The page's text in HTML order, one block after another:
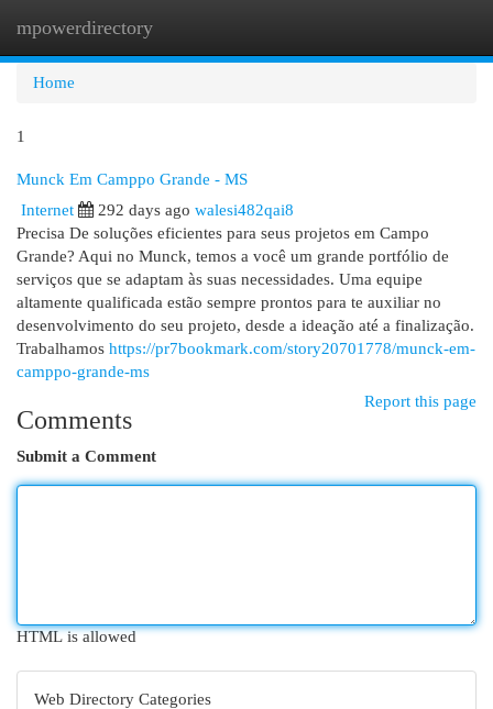
mpowerdirectory
Home
1
Munck Em Camppo Grande - MS
Internet
292 days ago walesi482qai8
Precisa De soluções eficientes para seus projetos em Campo
Grande? Aqui no Munck, temos a você um grande portfólio de
serviços que se adaptam às suas necessidades. Uma equipe
altamente qualificada estão sempre prontos para te auxiliar no
desenvolvimento do seu projeto, desde a ideação até a finalização.
Trabalhamos https://pr7bookmark.com/story20701778/munck-em-
camppo-grande-ms
Report this page
Comments
Submit a Comment
HTML is allowed
Web Directory Categories